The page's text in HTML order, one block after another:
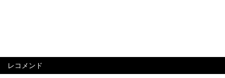
レコメンド